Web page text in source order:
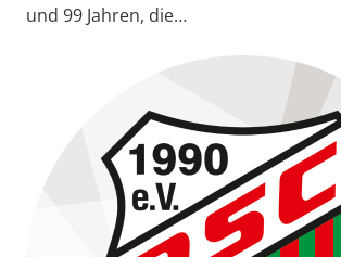
und 99 Jahren, die…